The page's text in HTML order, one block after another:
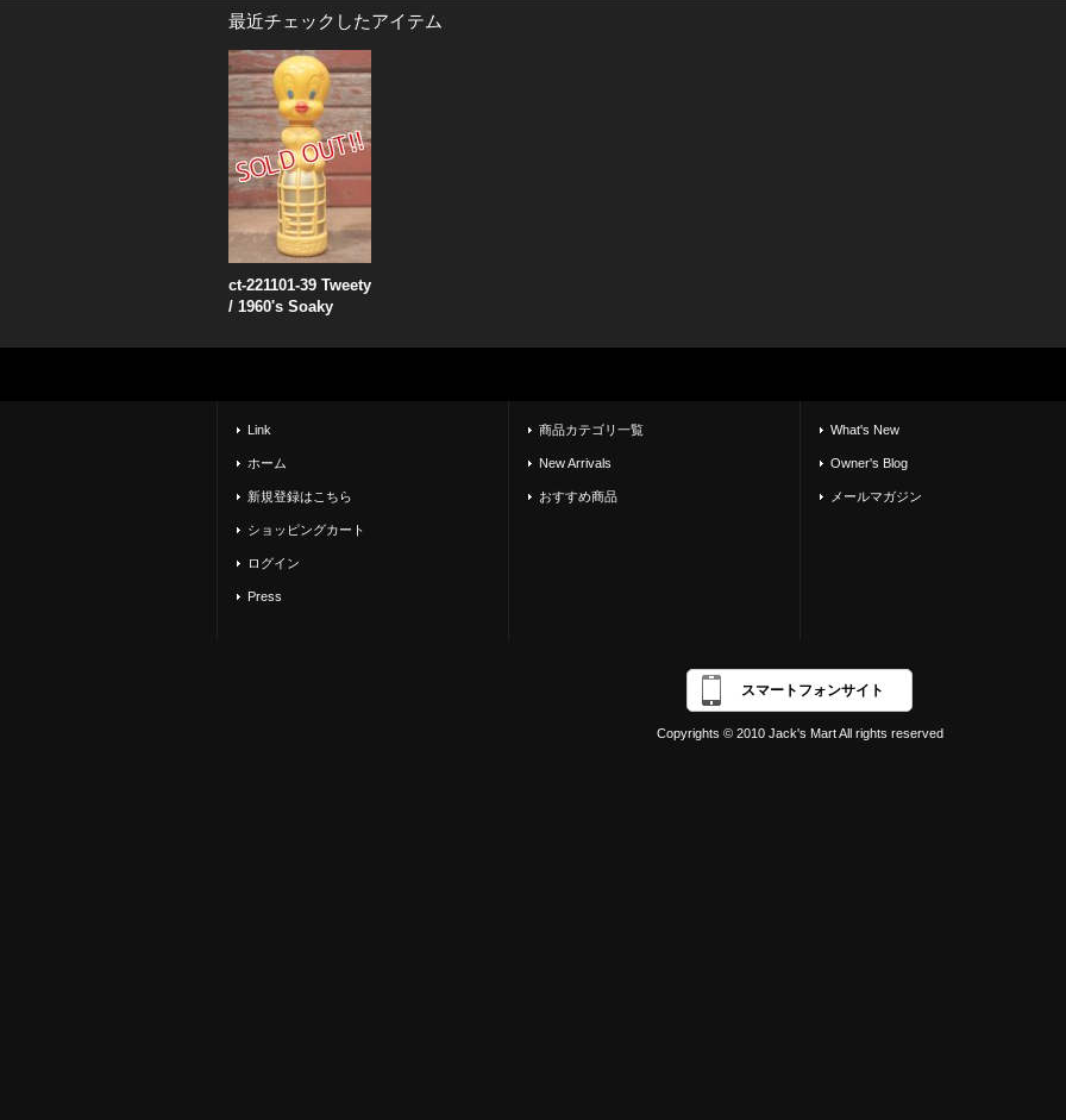
最近チェックしたアイテム
ct-221101-39 Tweety
/ 1960's Soaky
Link
ホーム
新規登録はこちら
ショッピングカート
ログイン
Press
商品カテゴリ一覧
New Arrivals
おすすめ商品
What's New
Owner's Blog
メールマガジン
スマートフォンサイト
Copyrights © 2010 Jack's Mart All rights reserved